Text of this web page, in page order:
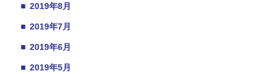
■ 2019年8月
■ 2019年7月
■ 2019年6月
■ 2019年5月